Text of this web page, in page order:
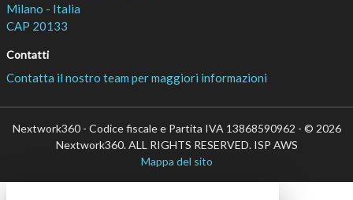
Milano - Italia
CAP 20133
Contatti
Contatta il nostro team per maggiori informazioni
Nextwork360 - Codice fiscale e Partita IVA 13868590962 - © 2026
Nextwork360. ALL RIGHTS RESERVED. ISP AWS
Mappa del sito